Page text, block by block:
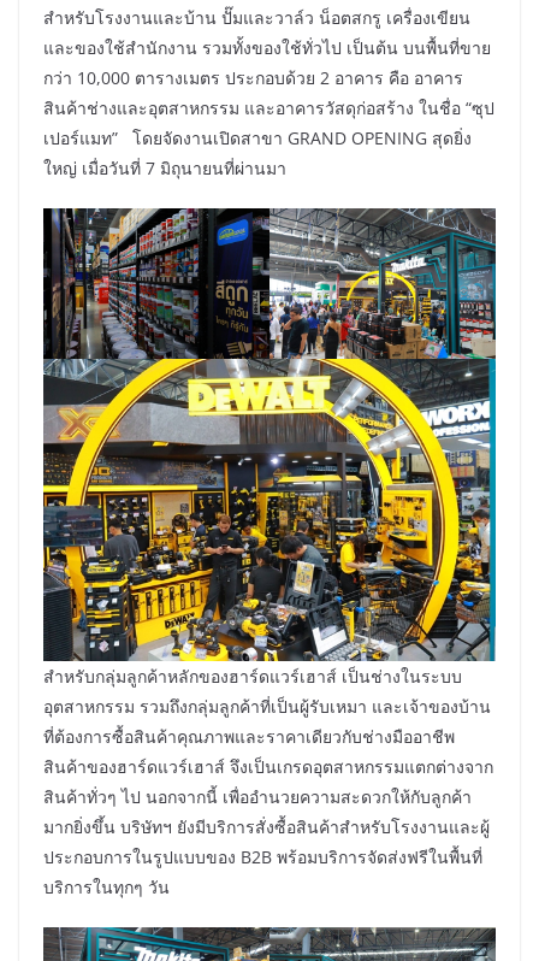
สำหรับโรงงานและบ้าน ปั๊มและวาล์ว น็อตสกรู เครื่องเขียน
และของใช้สำนักงาน รวมทั้งของใช้ทั่วไป เป็นต้น บนพื้นที่ขาย
กว่า 10,000 ตารางเมตร ประกอบด้วย 2 อาคาร คือ อาคาร
สินค้าช่างและอุตสาหกรรม และอาคารวัสดุก่อสร้าง ในชื่อ “ซุป
เปอร์แมท” โดยจัดงานเปิดสาขา GRAND OPENING สุดยิ่ง
ใหญ่ เมื่อวันที่ 7 มิถุนายนที่ผ่านมา
สำหรับกลุ่มลูกค้าหลักของฮาร์ดแวร์เฮาส์ เป็นช่างในระบบ
อุตสาหกรรม รวมถึงกลุ่มลูกค้าที่เป็นผู้รับเหมา และเจ้าของบ้าน
ที่ต้องการซื้อสินค้าคุณภาพและราคาเดียวกับช่างมืออาชีพ
สินค้าของฮาร์ดแวร์เฮาส์ จึงเป็นเกรดอุตสาหกรรมแตกต่างจาก
สินค้าทั่วๆ ไป นอกจากนี้ เพื่ออำนวยความสะดวกให้กับลูกค้า
มากยิ่งขึ้น บริษัทฯ ยังมีบริการสั่งซื้อสินค้าสำหรับโรงงานและผู้
ประกอบการในรูปแบบของ B2B พร้อมบริการจัดส่งฟรีในพื้นที่
บริการในทุกๆ วัน